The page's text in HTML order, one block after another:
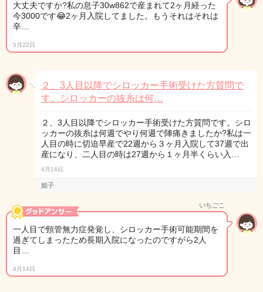
大丈夫ですか?私の息子30w862で産まれて2ヶ月経った
今3000です😂2ヶ月入院してました。もうそれはそれは
辛…
5月22日
２、3人目以降でシロッカー手術受けた方質問で
す。シロッカーの抜糸は何…
２、3人目以降でシロッカー手術受けた方質問です。シロ
ッカーの抜糸は何週でやり何週で陣痛きましたか?私は一
人目の時に切迫早産で22週から３ヶ月入院して37週で出
産になり、二人目の時は27週から１ヶ月半くらい入…
4月14日
姫子
いちごこ
一人目で頸管無力症発覚し、シロッカー手術可能期間を
過ぎてしまったため長期入院になったのですがら2人
目…
4月14日